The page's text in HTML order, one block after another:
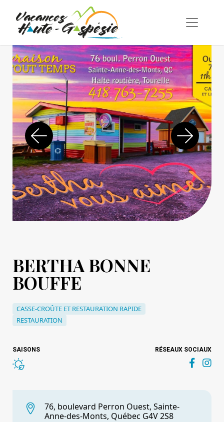
BERTHA BONNE
BOUFFE
CASSE-CROÛTE ET RESTAURATION RAPIDE
RESTAURATION
SAISONS RÉSEAUX SOCIAUX
76, boulevard Perron Ouest, Sainte-
Anne-des-Monts, Québec G4V 2S8